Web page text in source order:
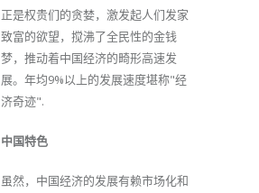
正是权贵们的贪婪，激发起人们发家
致富的欲望，搅沸了全民性的金钱
梦，推动着中国经济的畸形高速发
展。年均9%以上的发展速度堪称"经
济奇迹".
中国特色
虽然，中国经济的发展有赖市场化和